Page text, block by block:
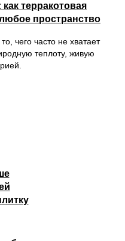
терракотовая
пространство
чего часто не хватает
теплоту, живую